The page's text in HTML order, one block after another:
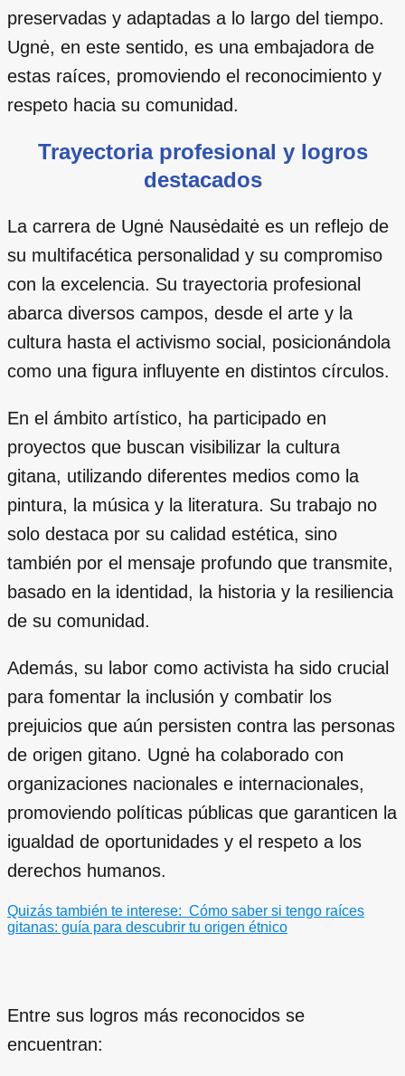
preservadas y adaptadas a lo largo del tiempo.
Ugnė, en este sentido, es una embajadora de
estas raíces, promoviendo el reconocimiento y
respeto hacia su comunidad.
Trayectoria profesional y logros
destacados
La carrera de Ugnė Nausėdaitė es un reflejo de
su multifacética personalidad y su compromiso
con la excelencia. Su trayectoria profesional
abarca diversos campos, desde el arte y la
cultura hasta el activismo social, posicionándola
como una figura influyente en distintos círculos.
En el ámbito artístico, ha participado en
proyectos que buscan visibilizar la cultura
gitana, utilizando diferentes medios como la
pintura, la música y la literatura. Su trabajo no
solo destaca por su calidad estética, sino
también por el mensaje profundo que transmite,
basado en la identidad, la historia y la resiliencia
de su comunidad.
Además, su labor como activista ha sido crucial
para fomentar la inclusión y combatir los
prejuicios que aún persisten contra las personas
de origen gitano. Ugnė ha colaborado con
organizaciones nacionales e internacionales,
promoviendo políticas públicas que garanticen la
igualdad de oportunidades y el respeto a los
derechos humanos.
Quizás también te interese: Cómo saber si tengo raíces
gitanas: guía para descubrir tu origen étnico
Entre sus logros más reconocidos se
encuentran: